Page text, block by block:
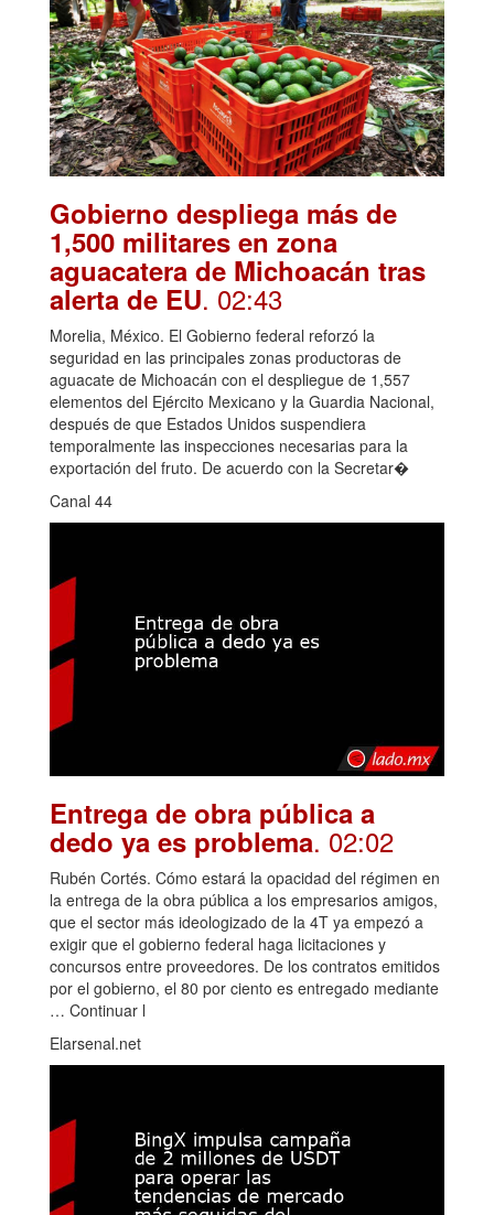
Gobierno despliega más de
1,500 militares en zona
aguacatera de Michoacán tras
alerta de EU. 02:43
Morelia, México. El Gobierno federal reforzó la
seguridad en las principales zonas productoras de
aguacate de Michoacán con el despliegue de 1,557
elementos del Ejército Mexicano y la Guardia Nacional,
después de que Estados Unidos suspendiera
temporalmente las inspecciones necesarias para la
exportación del fruto. De acuerdo con la Secretar�
Canal 44
Entrega de obra pública a
dedo ya es problema. 02:02
Rubén Cortés. Cómo estará la opacidad del régimen en
la entrega de la obra pública a los empresarios amigos,
que el sector más ideologizado de la 4T ya empezó a
exigir que el gobierno federal haga licitaciones y
concursos entre proveedores. De los contratos emitidos
por el gobierno, el 80 por ciento es entregado mediante
… Continuar l
Elarsenal.net